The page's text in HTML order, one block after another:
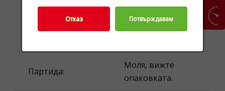
Партида:
Моля, вижте
опаковката.
Отказ Потвърждавам